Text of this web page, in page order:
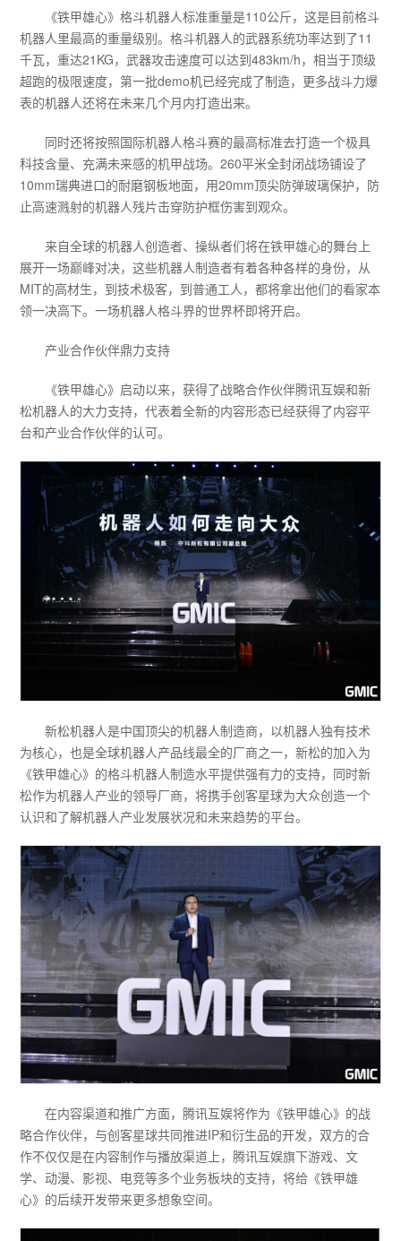
《铁甲雄心》格斗机器人标准重量是110公斤，这是目前格斗
机器人里最高的重量级别。格斗机器人的武器系统功率达到了11
千瓦，重达21KG，武器攻击速度可以达到483km/h，相当于顶级
超跑的极限速度，第一批demo机已经完成了制造，更多战斗力爆
表的机器人还将在未来几个月内打造出来。
同时还将按照国际机器人格斗赛的最高标准去打造一个极具
科技含量、充满未来感的机甲战场。260平米全封闭战场铺设了
10mm瑞典进口的耐磨钢板地面，用20mm顶尖防弹玻璃保护，防
止高速溅射的机器人残片击穿防护框伤害到观众。
来自全球的机器人创造者、操纵者们将在铁甲雄心的舞台上
展开一场巅峰对决，这些机器人制造者有着各种各样的身份，从
MIT的高材生，到技术极客，到普通工人，都将拿出他们的看家本
领一决高下。一场机器人格斗界的世界杯即将开启。
产业合作伙伴鼎力支持
《铁甲雄心》启动以来，获得了战略合作伙伴腾讯互娱和新
松机器人的大力支持，代表着全新的内容形态已经获得了内容平
台和产业合作伙伴的认可。
新松机器人是中国顶尖的机器人制造商，以机器人独有技术
为核心，也是全球机器人产品线最全的厂商之一，新松的加入为
《铁甲雄心》的格斗机器人制造水平提供强有力的支持，同时新
松作为机器人产业的领导厂商，将携手创客星球为大众创造一个
认识和了解机器人产业发展状况和未来趋势的平台。
在内容渠道和推广方面，腾讯互娱将作为《铁甲雄心》的战
略合作伙伴，与创客星球共同推进IP和衍生品的开发，双方的合
作不仅仅是在内容制作与播放渠道上，腾讯互娱旗下游戏、文
学、动漫、影视、电竞等多个业务板块的支持，将给《铁甲雄
心》的后续开发带来更多想象空间。